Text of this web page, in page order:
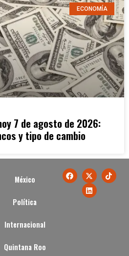
ECONOMÍA
7 de agosto de 2026:
y tipo de cambio
México
Política
Internacional
Quintana Roo